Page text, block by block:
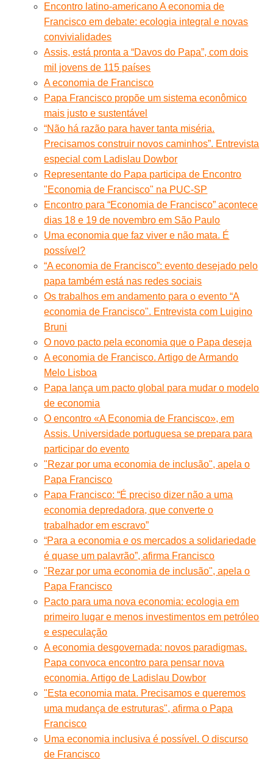
Encontro latino-americano A economia de
Francisco em debate: ecologia integral e novas
convivialidades
Assis, está pronta a “Davos do Papa”, com dois
mil jovens de 115 países
A economia de Francisco
Papa Francisco propõe um sistema econômico
mais justo e sustentável
“Não há razão para haver tanta miséria.
Precisamos construir novos caminhos”. Entrevista
especial com Ladislau Dowbor
Representante do Papa participa de Encontro
"Economia de Francisco" na PUC-SP
Encontro para “Economia de Francisco” acontece
dias 18 e 19 de novembro em São Paulo
Uma economia que faz viver e não mata. É
possível?
“A economia de Francisco”: evento desejado pelo
papa também está nas redes sociais
Os trabalhos em andamento para o evento “A
economia de Francisco". Entrevista com Luigino
Bruni
O novo pacto pela economia que o Papa deseja
A economia de Francisco. Artigo de Armando
Melo Lisboa
Papa lança um pacto global para mudar o modelo
de economia
O encontro «A Economia de Francisco», em
Assis. Universidade portuguesa se prepara para
participar do evento
"Rezar por uma economia de inclusão", apela o
Papa Francisco
Papa Francisco: “É preciso dizer não a uma
economia depredadora, que converte o
trabalhador em escravo”
“Para a economia e os mercados a solidariedade
é quase um palavrão”, afirma Francisco
"Rezar por uma economia de inclusão", apela o
Papa Francisco
Pacto para uma nova economia: ecologia em
primeiro lugar e menos investimentos em petróleo
e especulação
A economia desgovernada: novos paradigmas.
Papa convoca encontro para pensar nova
economia. Artigo de Ladislau Dowbor
"Esta economia mata. Precisamos e queremos
uma mudança de estruturas", afirma o Papa
Francisco
Uma economia inclusiva é possível. O discurso
de Francisco